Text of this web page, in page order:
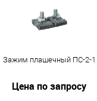
Зажим плашечный ПС-2-1
Цена по запросу